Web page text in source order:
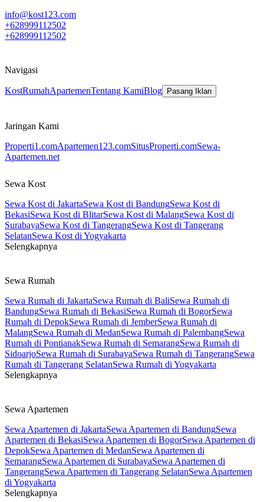
info@kost123.com
+628999112502
+628999112502
Navigasi
KostRumahApartemenTentang KamiBlog Pasang Iklan
Jaringan Kami
Properti1.comApartemen123.comSitusProperti.comSewa-
Apartemen.net
Sewa Kost
Sewa Kost di JakartaSewa Kost di BandungSewa Kost di
BekasiSewa Kost di BlitarSewa Kost di MalangSewa Kost di
SurabayaSewa Kost di TangerangSewa Kost di Tangerang
SelatanSewa Kost di Yogyakarta
Selengkapnya
Sewa Rumah
Sewa Rumah di JakartaSewa Rumah di BaliSewa Rumah di
BandungSewa Rumah di BekasiSewa Rumah di BogorSewa
Rumah di DepokSewa Rumah di JemberSewa Rumah di
MalangSewa Rumah di MedanSewa Rumah di PalembangSewa
Rumah di PontianakSewa Rumah di SemarangSewa Rumah di
SidoarjoSewa Rumah di SurabayaSewa Rumah di TangerangSewa
Rumah di Tangerang SelatanSewa Rumah di Yogyakarta
Selengkapnya
Sewa Apartemen
Sewa Apartemen di JakartaSewa Apartemen di BandungSewa
Apartemen di BekasiSewa Apartemen di BogorSewa Apartemen di
DepokSewa Apartemen di MedanSewa Apartemen di
SemarangSewa Apartemen di SurabayaSewa Apartemen di
TangerangSewa Apartemen di Tangerang SelatanSewa Apartemen
di Yogyakarta
Selengkapnya